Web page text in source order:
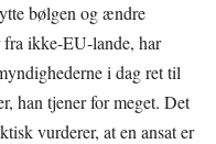
bølgen og ændre
ikke-EU-lande, har
i dag ret til
han tjener for meget. Det
vurderer, at en ansat er